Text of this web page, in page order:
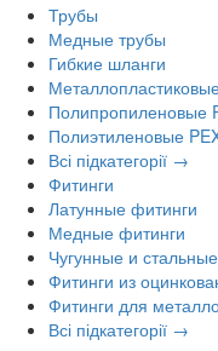
Трубы
Медные трубы
Гибкие шланги
Полипропиленовые
Полиэтиленовые
Всі підкатегорії →
Фитинги
Латунные фитинги
Медные фитинги
Чугунные и
Фитинги из
Фитинги для
Всі підкатегорії →